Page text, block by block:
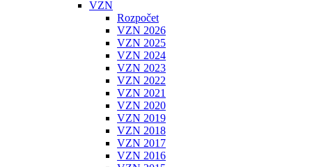
VZN
Rozpočet
VZN 2026
VZN 2025
VZN 2024
VZN 2023
VZN 2022
VZN 2021
VZN 2020
VZN 2019
VZN 2018
VZN 2017
VZN 2016